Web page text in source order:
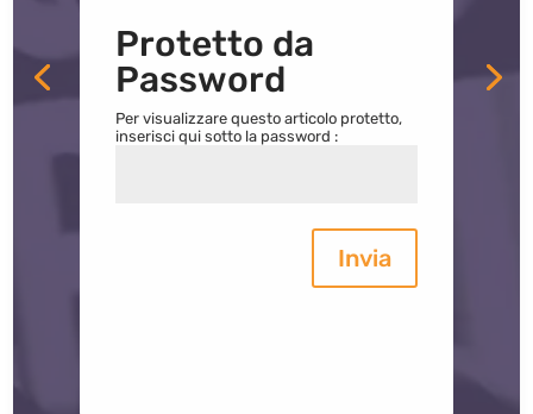
Protetto da
Password
Per visualizzare questo articolo protetto,
inserisci qui sotto la password :
Invia